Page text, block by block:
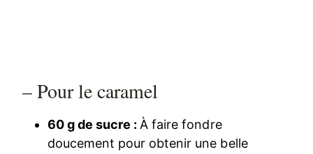
– Pour le caramel
60 g de sucre : À faire fondre
doucement pour obtenir une belle